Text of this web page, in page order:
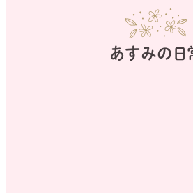
あすみの日